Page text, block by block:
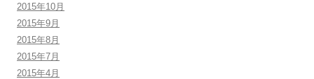
2015年10月
2015年9月
2015年8月
2015年7月
2015年4月